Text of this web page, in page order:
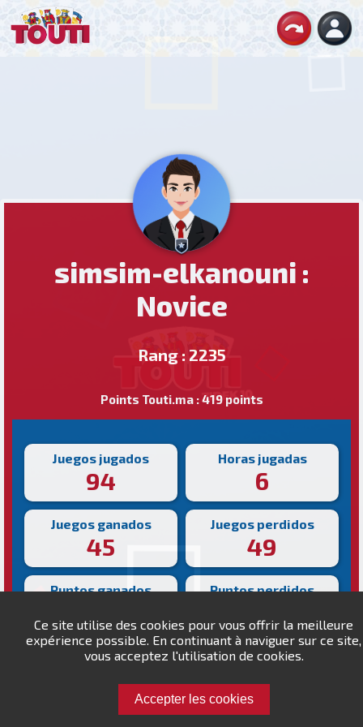
Ce site utilise des cookies pour vous offrir la meilleure
expérience possible. En continuant à naviguer sur ce site,
vous acceptez l'utilisation de cookies.
Accepter les cookies
simsim-elkanouni :
Novice
Rang : 2235
Points Touti.ma : 419 points
Juegos jugados
94
Horas jugadas
6
Juegos ganados
45
Juegos perdidos
49
Puntos ganados Puntos perdidos
Victoria más rápida
121s
Victoria más lenta
856s